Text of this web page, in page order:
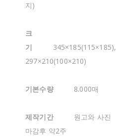
지)
크
기
345×185(115×185),
297×210(100×210)
기본수량 8.000매
제작기간
원고와 사진
마감후 약2주